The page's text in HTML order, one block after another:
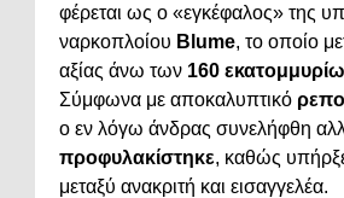
φέρεται ως ο «εγκέφαλος» της
ναρκοπλοίου Blume, το οποίο
αξίας άνω των 160
Σύμφωνα με αποκαλυπτικό
ο εν λόγω άνδρας συνελήφθη
προφυλακίστηκε, καθώς
μεταξύ ανακριτή και εισαγγελέα.